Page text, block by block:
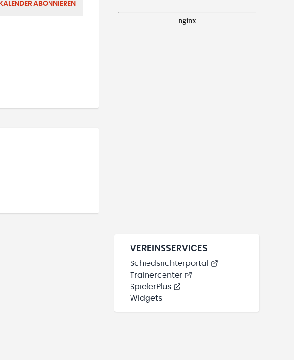
KALENDER ABONNIEREN
VEREINSSERVICES
Schiedsrichterportal
Trainercenter
SpielerPlus
Widgets